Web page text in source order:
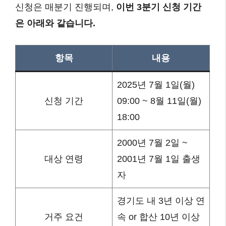
신청은 매분기 진행되며, 이번 3분기 신청 기간
은 아래와 같습니다.
항목 내용
신청 기간
2025년 7월 1일(월)
09:00 ~ 8월 11일(월)
18:00
대상 연령
2000년 7월 2일 ~
2001년 7월 1일 출생
자
거주 요건
경기도 내 3년 이상 연
속 or 합산 10년 이상